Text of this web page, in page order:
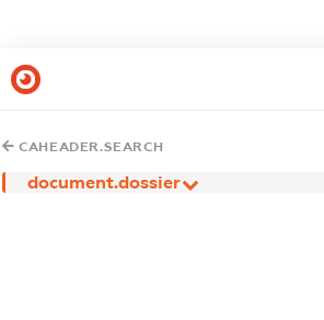
CAHEADER.SEARCH
document.dossier